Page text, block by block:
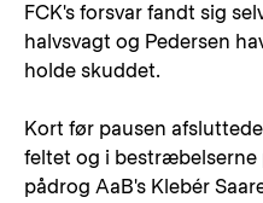
FCK's forsvar fandt sig
halvsvagt og Pedersen
holde skuddet.
Kort før pausen
feltet og i bestræbelserne
pådrog AaB's Klebér